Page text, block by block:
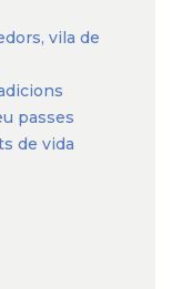
vila de
passes
de vida